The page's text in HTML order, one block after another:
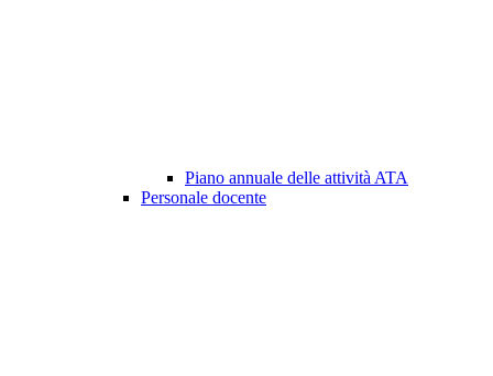
Piano annuale delle attività ATA
Personale docente